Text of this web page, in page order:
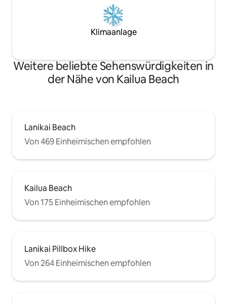
Klimaanlage
Weitere beliebte Sehenswürdigkeiten in
der Nähe von Kailua Beach
Lanikai Beach
Von 469 Einheimischen empfohlen
Kailua Beach
Von 175 Einheimischen empfohlen
Lanikai Pillbox Hike
Von 264 Einheimischen empfohlen